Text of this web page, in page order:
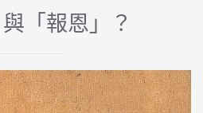
與「報恩」？